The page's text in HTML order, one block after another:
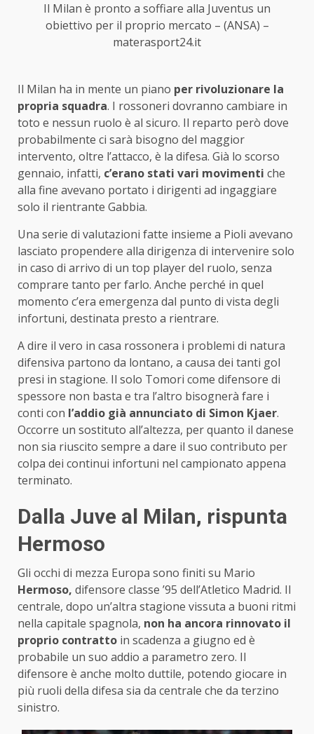
Il Milan è pronto a soffiare alla Juventus un
obiettivo per il proprio mercato – (ANSA) –
materasport24.it
Il Milan ha in mente un piano per rivoluzionare la
propria squadra. I rossoneri dovranno cambiare in
toto e nessun ruolo è al sicuro. Il reparto però dove
probabilmente ci sarà bisogno del maggior
intervento, oltre l’attacco, è la difesa. Già lo scorso
gennaio, infatti, c’erano stati vari movimenti che
alla fine avevano portato i dirigenti ad ingaggiare
solo il rientrante Gabbia.
Una serie di valutazioni fatte insieme a Pioli avevano
lasciato propendere alla dirigenza di intervenire solo
in caso di arrivo di un top player del ruolo, senza
comprare tanto per farlo. Anche perché in quel
momento c’era emergenza dal punto di vista degli
infortuni, destinata presto a rientrare.
A dire il vero in casa rossonera i problemi di natura
difensiva partono da lontano, a causa dei tanti gol
presi in stagione. Il solo Tomori come difensore di
spessore non basta e tra l’altro bisognerà fare i
conti con l’addio già annunciato di Simon Kjaer.
Occorre un sostituto all’altezza, per quanto il danese
non sia riuscito sempre a dare il suo contributo per
colpa dei continui infortuni nel campionato appena
terminato.
Dalla Juve al Milan, rispunta
Hermoso
Gli occhi di mezza Europa sono finiti su Mario
Hermoso, difensore classe ’95 dell’Atletico Madrid. Il
centrale, dopo un’altra stagione vissuta a buoni ritmi
nella capitale spagnola, non ha ancora rinnovato il
proprio contratto in scadenza a giugno ed è
probabile un suo addio a parametro zero. Il
difensore è anche molto duttile, potendo giocare in
più ruoli della difesa sia da centrale che da terzino
sinistro.